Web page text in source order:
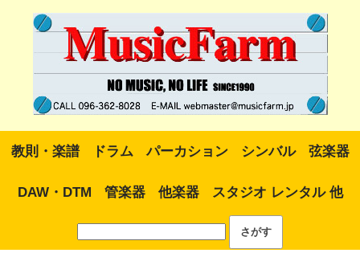
教則・楽譜 ドラム パーカション シンバル 弦楽器
DAW・DTM 管楽器 他楽器 スタジオ レンタル 他